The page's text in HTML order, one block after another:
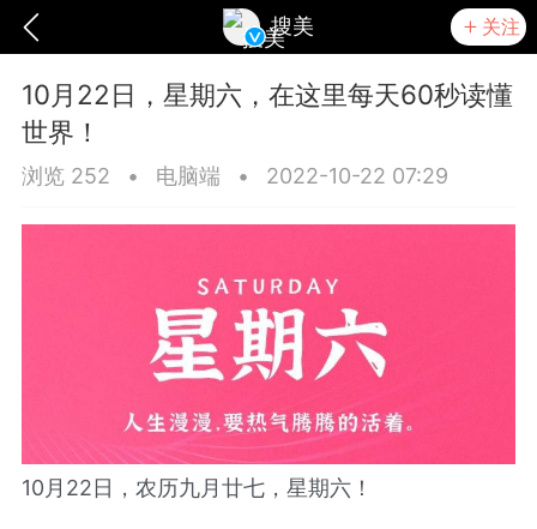
搜美 关注
卡卡动能素 无创溶斑术
10月22日，星期六，在这里每天60秒读懂
世界！
浏览 252 • 电脑端 • 2022-10-22 07:29
10月22日，农历九月廿七，星期六！